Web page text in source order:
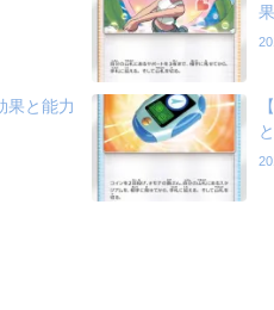
果と能力